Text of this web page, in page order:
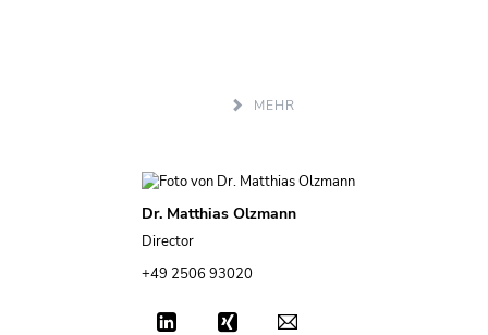
MEHR
Dr. Matthias Olzmann
Director
+49 2506 93020